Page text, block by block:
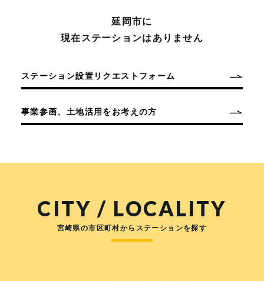
延岡市に
現在ステーションはありません
ステーション設置リクエストフォーム
事業参画、土地活用をお考えの方
CITY / LOCALITY
宮崎県の市区町村からステーションを探す